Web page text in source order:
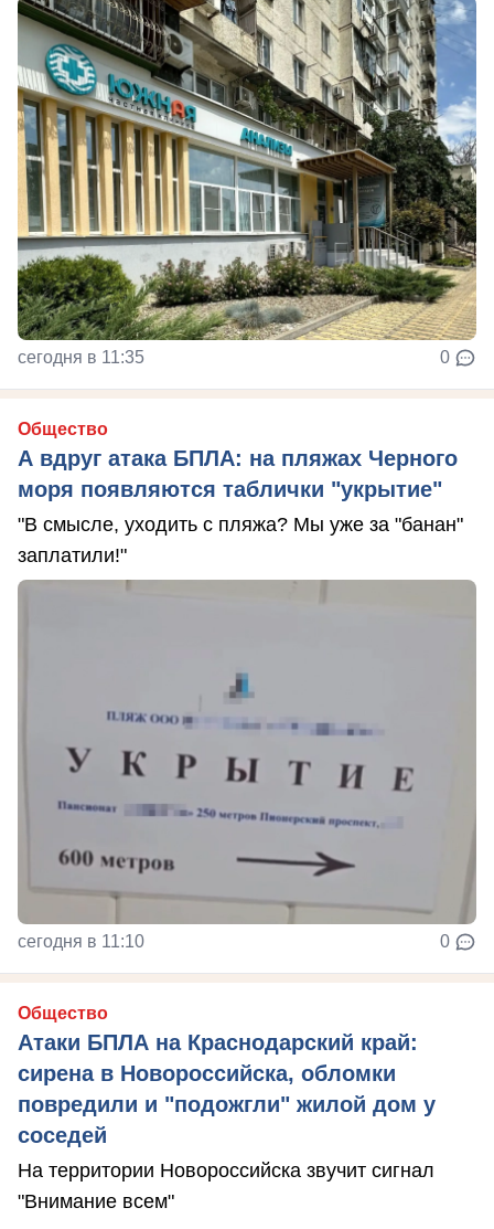
сегодня в 11:35 0
Общество
А вдруг атака БПЛА: на пляжах Черного
моря появляются таблички "укрытие"
"В смысле, уходить с пляжа? Мы уже за "банан"
заплатили!"
сегодня в 11:10 0
Общество
Атаки БПЛА на Краснодарский край:
сирена в Новороссийска, обломки
повредили и "подожгли" жилой дом у
соседей
На территории Новороссийска звучит сигнал
"Внимание всем"